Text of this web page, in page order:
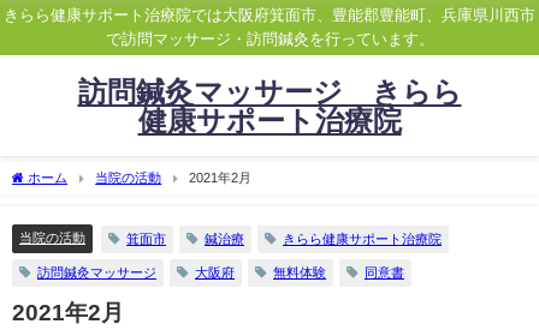
きらら健康サポート治療院では大阪府箕面市、豊能郡豊能町、兵庫県川西市
で訪問マッサージ・訪問鍼灸を行っています。
訪問鍼灸マッサージ きらら
健康サポート治療院
ホーム 当院の活動 2021年2月
当院の活動 箕面市 鍼治療 きらら健康サポート治療院
訪問鍼灸マッサージ 大阪府 無料体験 同意書
2021年2月